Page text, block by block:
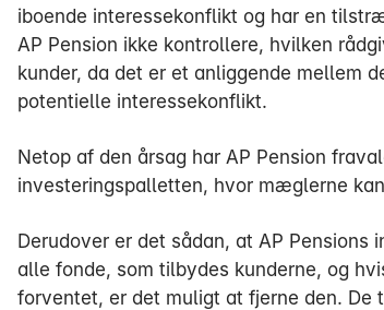
iboende interessekonflikt og har en
AP Pension ikke kontrollere, hvilken
kunder, da det er et anliggende mellem
potentielle interessekonflikt.
Netop af den årsag har AP Pension
investeringspalletten, hvor mæglerne
Derudover er det sådan, at AP Pensions
alle fonde, som tilbydes kunderne, og
forventet, er det muligt at fjerne den.